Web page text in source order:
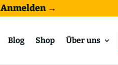
Anmelden →
Blog Shop Über uns